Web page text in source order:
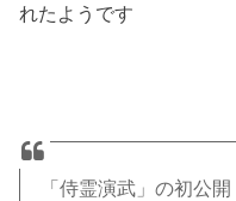
れたようです
「侍霊演武」の初公開